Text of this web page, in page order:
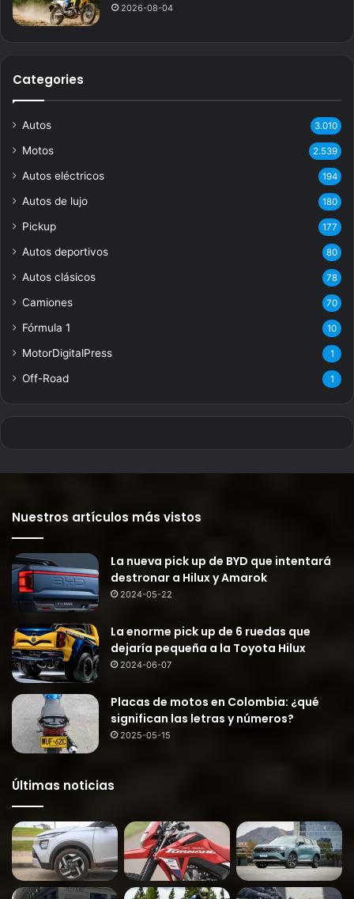
2026-08-04
Categories
Autos 3.010
Motos 2.539
Autos eléctricos 194
Autos de lujo 180
Pickup 177
Autos deportivos 80
Autos clásicos 78
Camiones 70
Fórmula 1 10
MotorDigitalPress 1
Off-Road 1
Nuestros artículos más vistos
La nueva pick up de BYD que intentará
destronar a Hilux y Amarok
2024-05-22
La enorme pick up de 6 ruedas que
dejaría pequeña a la Toyota Hilux
2024-06-07
Placas de motos en Colombia: ¿qué
significan las letras y números?
2025-05-15
Últimas noticias